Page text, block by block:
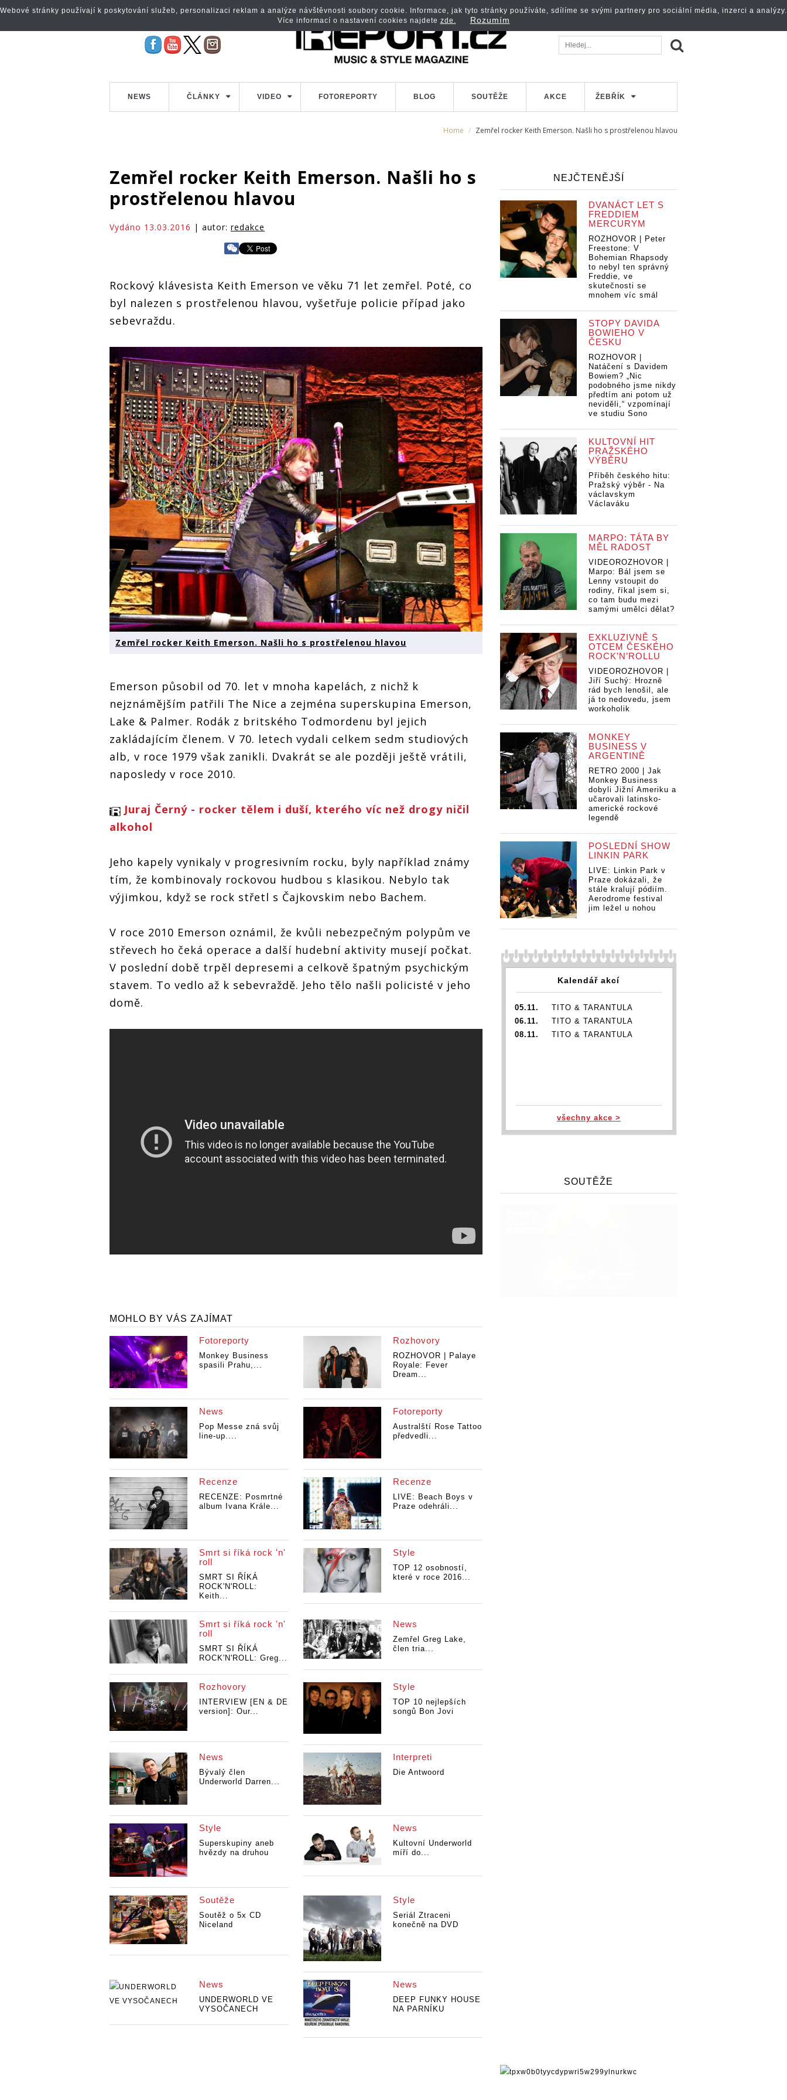
NEWS ČLÁNKY VIDEO FOTOREPORTY BLOG SOUTĚŽE AKCE ŽEBŘÍK
Home Zemřel rocker Keith Emerson. Našli ho s prostřelenou hlavou
Zemřel rocker Keith Emerson. Našli ho s
prostřelenou hlavou
Vydáno 13.03.2016 | autor: redakce
Rockový klávesista Keith Emerson ve věku 71 let zemřel. Poté, co
byl nalezen s prostřelenou hlavou, vyšetřuje policie případ jako
sebevraždu.
Zemřel rocker Keith Emerson. Našli ho s prostřelenou hlavou
Emerson působil od 70. let v mnoha kapelách, z nichž k
nejznámějším patřili The Nice a zejména superskupina Emerson,
Lake & Palmer. Rodák z britského Todmordenu byl jejich
zakládajícím členem. V 70. letech vydali celkem sedm studiových
alb, v roce 1979 však zanikli. Dvakrát se ale později ještě vrátili,
naposledy v roce 2010.
Juraj Černý - rocker tělem i duší, kterého víc než drogy ničil
alkohol
Jeho kapely vynikaly v progresivním rocku, byly například známy
tím, že kombinovaly rockovou hudbou s klasikou. Nebylo tak
výjimkou, když se rock střetl s Čajkovskim nebo Bachem.
V roce 2010 Emerson oznámil, že kvůli nebezpečným polypům ve
střevech ho čeká operace a další hudební aktivity musejí počkat.
V poslední době trpěl depresemi a celkově špatným psychickým
stavem. To vedlo až k sebevraždě. Jeho tělo našli policisté v jeho
domě.
MOHLO BY VÁS ZAJÍMAT
Fotoreporty
Monkey Business
spasili Prahu,...
Rozhovory
ROZHOVOR | Palaye
Royale: Fever
Dream...
News
Pop Messe zná svůj
line-up....
Fotoreporty
Australští Rose Tattoo
předvedli...
Recenze
RECENZE: Posmrtné
album Ivana Krále...
Recenze
LIVE: Beach Boys v
Praze odehráli...
Smrt si říká rock 'n'
roll
SMRT SI ŘÍKÁ
ROCK'N'ROLL:
Keith...
Style
TOP 12 osobností,
které v roce 2016...
Smrt si říká rock 'n'
roll
SMRT SI ŘÍKÁ
ROCK'N'ROLL: Greg...
News
Zemřel Greg Lake,
člen tria...
Rozhovory
INTERVIEW [EN & DE
version]: Our...
Style
TOP 10 nejlepších
songů Bon Jovi
News
Bývalý člen
Underworld Darren...
Interpreti
Die Antwoord
Style
Superskupiny aneb
hvězdy na druhou
News
Kultovní Underworld
míří do...
Soutěže
Soutěž o 5x CD
Niceland
Style
Seriál Ztraceni
konečně na DVD
News
UNDERWORLD VE
VYSOČANECH
News
DEEP FUNKY HOUSE
NA PARNÍKU
NEJČTENĚJŠÍ
DVANÁCT LET S
FREDDIEM
MERCURYM
ROZHOVOR | Peter
Freestone: V
Bohemian Rhapsody
to nebyl ten správný
Freddie, ve
skutečnosti se
mnohem víc smál
STOPY DAVIDA
BOWIEHO V
ČESKU
ROZHOVOR |
Natáčení s Davidem
Bowiem? „Nic
podobného jsme nikdy
předtím ani potom už
neviděli,“ vzpomínají
ve studiu Sono
KULTOVNÍ HIT
PRAŽSKÉHO
VÝBĚRU
Příběh českého hitu:
Pražský výběr - Na
václavskym
Václaváku
MARPO: TÁTA BY
MĚL RADOST
VIDEOROZHOVOR |
Marpo: Bál jsem se
Lenny vstoupit do
rodiny, říkal jsem si,
co tam budu mezi
samými umělci dělat?
EXKLUZIVNĚ S
OTCEM ČESKÉHO
ROCK’N’ROLLU
VIDEOROZHOVOR |
Jiří Suchý: Hrozně
rád bych lenošil, ale
já to nedovedu, jsem
workoholik
MONKEY
BUSINESS V
ARGENTINĚ
RETRO 2000 | Jak
Monkey Business
dobyli Jižní Ameriku a
učarovali latinsko-
americké rockové
legendě
POSLEDNÍ SHOW
LINKIN PARK
LIVE: Linkin Park v
Praze dokázali, že
stále kralují pódiím.
Aerodrome festival
jim ležel u nohou
Kalendář akcí
05.11.
TITO & TARANTULA
06.11.
TITO & TARANTULA
08.11.
TITO & TARANTULA
všechny akce >
SOUTĚŽE
Webové stránky používají k poskytování služeb, personalizaci reklam a analýze návštěvnosti soubory cookie. Informace, jak tyto stránky používáte, sdílíme se svými partnery pro sociální média, inzerci a analýzy.
Více informací o nastavení cookies najdete zde. Rozumím